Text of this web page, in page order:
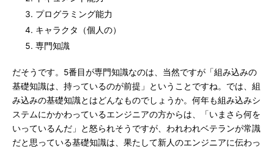
プログラミング能力
キャラクタ（個人の）
専門知識
だそうです。5番目が専門知識なのは、当然ですが「組み込みの
基礎知識は、持っているのが前提」ということですね。では、組
み込みの基礎知識とはどんなものでしょうか。何年も組み込みシ
ステムにかかわっているエンジニアの方からは、「いまさら何を
いっているんだ」と怒られそうですが、われわれベテランが常識
だと思っている基礎知識は、果たして新人のエンジニアに伝わっ